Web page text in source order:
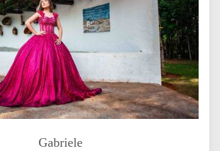
Gabriele